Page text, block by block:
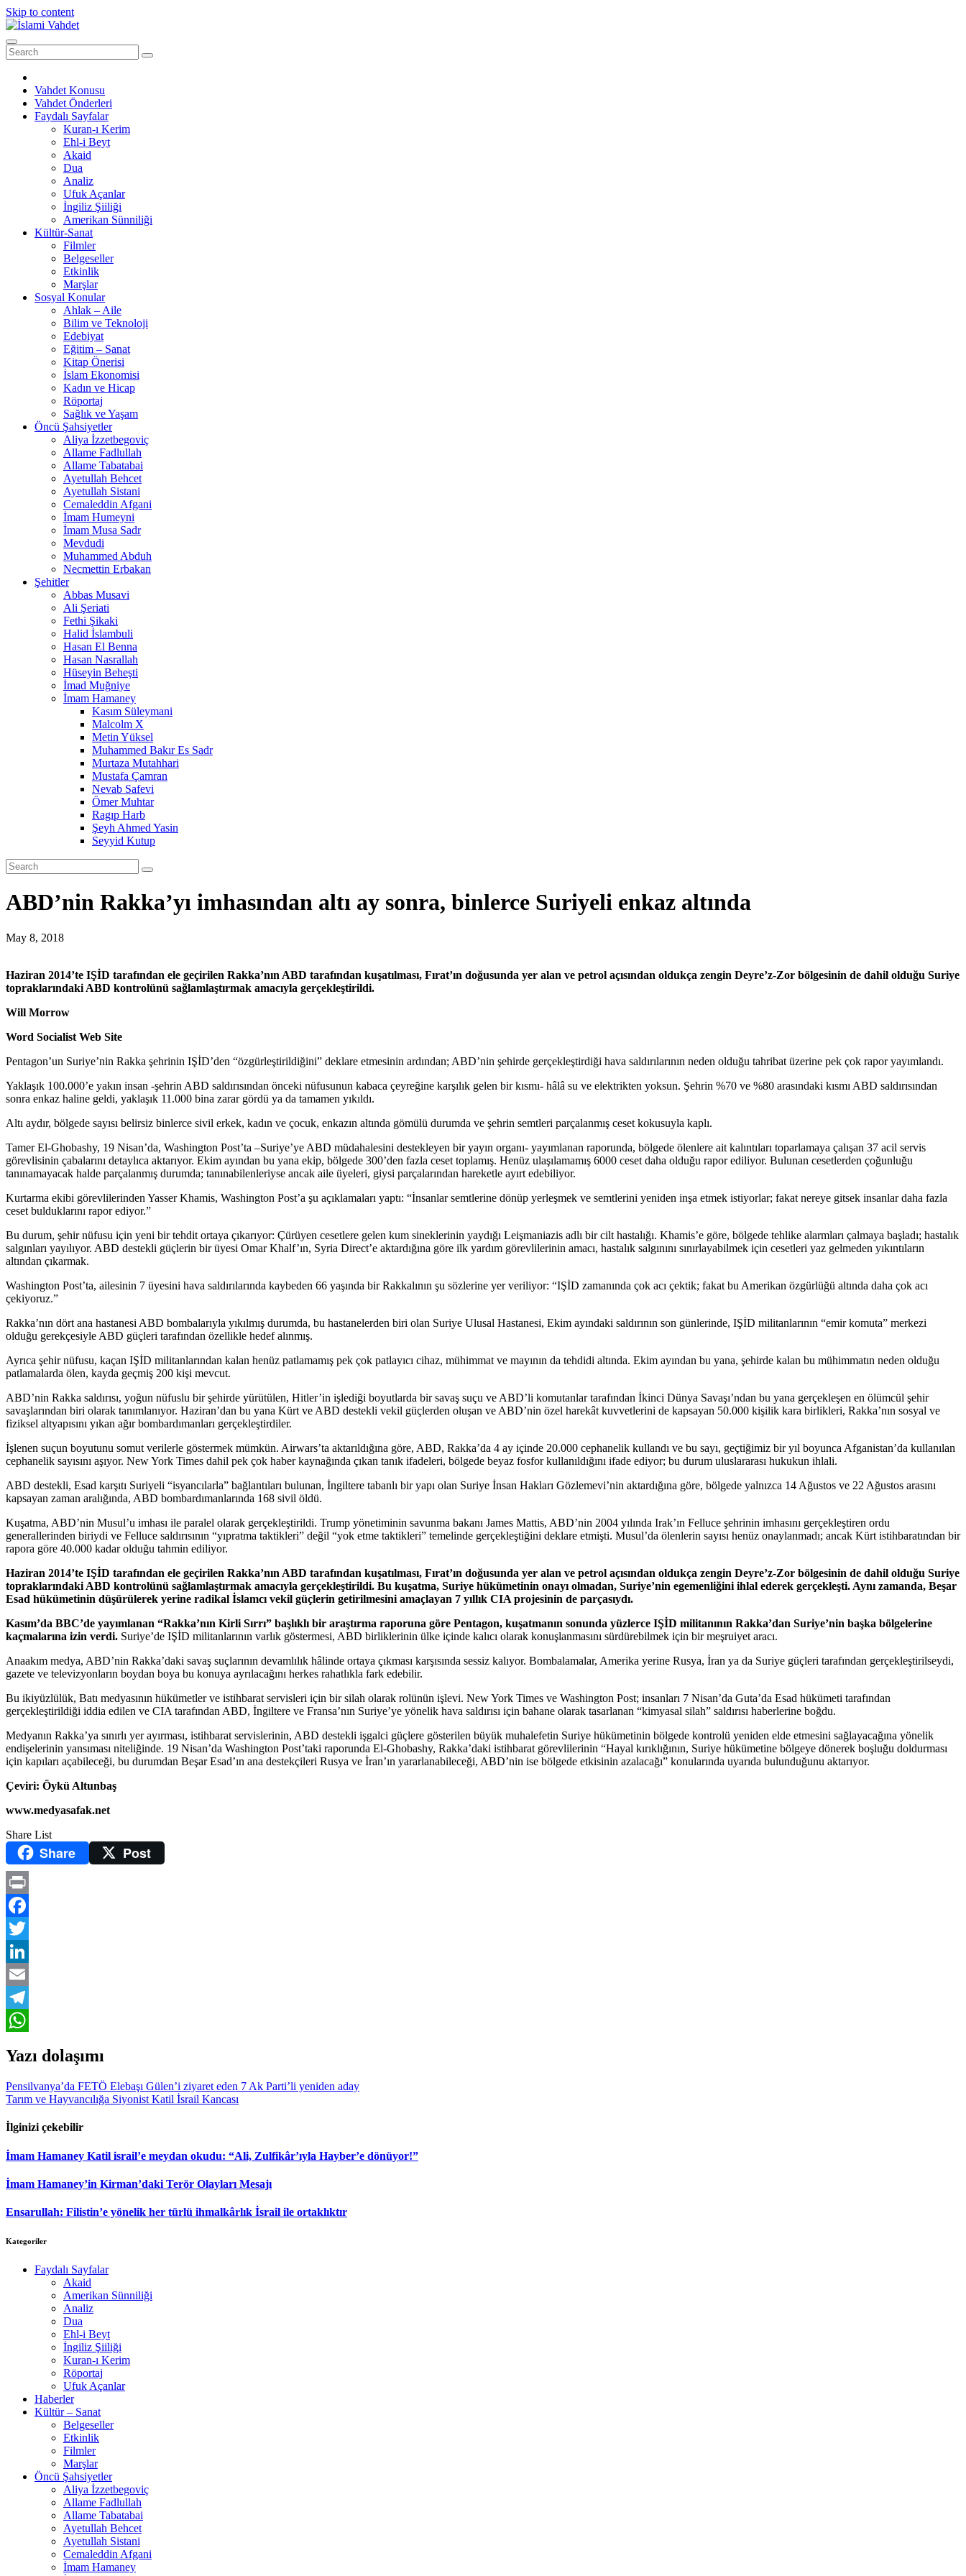
Skip to content
Vahdet Konusu
Vahdet Önderleri
Faydalı Sayfalar
Kuran-ı Kerim
Ehl-i Beyt
Akaid
Dua
Analiz
Ufuk Açanlar
İngiliz Şiiliği
Amerikan Sünniliği
Kültür-Sanat
Filmler
Belgeseller
Etkinlik
Marşlar
Sosyal Konular
Ahlak – Aile
Bilim ve Teknoloji
Edebiyat
Eğitim – Sanat
Kitap Önerisi
İslam Ekonomisi
Kadın ve Hicap
Röportaj
Sağlık ve Yaşam
Öncü Şahsiyetler
Aliya İzzetbegoviç
Allame Fadlullah
Allame Tabatabai
Ayetullah Behcet
Ayetullah Sistani
Cemaleddin Afgani
İmam Humeyni
İmam Musa Sadr
Mevdudi
Muhammed Abduh
Necmettin Erbakan
Şehitler
Abbas Musavi
Ali Şeriati
Fethi Şikaki
Halid İslambuli
Hasan El Benna
Hasan Nasrallah
Hüseyin Beheşti
İmad Muğniye
İmam Hamaney
Kasım Süleymani
Malcolm X
Metin Yüksel
Muhammed Bakır Es Sadr
Murtaza Mutahhari
Mustafa Çamran
Nevab Safevi
Ömer Muhtar
Ragıp Harb
Şeyh Ahmed Yasin
Seyyid Kutup
ABD’nin Rakka’yı imhasından altı ay sonra, binlerce Suriyeli enkaz altında
May 8, 2018
Haziran 2014’te IŞİD tarafından ele geçirilen Rakka’nın ABD tarafından kuşatılması, Fırat’ın doğusunda yer alan ve petrol açısından oldukça zengin Deyre’z-Zor bölgesinin de dahil olduğu Suriye
topraklarındaki ABD kontrolünü sağlamlaştırmak amacıyla gerçekleştirildi.
Will Morrow
Word Socialist Web Site
Pentagon’un Suriye’nin Rakka şehrinin IŞİD’den “özgürleştirildiğini” deklare etmesinin ardından; ABD’nin şehirde gerçekleştirdiği hava saldırılarının neden olduğu tahribat üzerine pek çok rapor yayımlandı.
Yaklaşık 100.000’e yakın insan -şehrin ABD saldırısından önceki nüfusunun kabaca çeyreğine karşılık gelen bir kısmı- hâlâ su ve elektrikten yoksun. Şehrin %70 ve %80 arasındaki kısmı ABD saldırısından
sonra enkaz haline geldi, yaklaşık 11.000 bina zarar gördü ya da tamamen yıkıldı.
Altı aydır, bölgede sayısı belirsiz binlerce sivil erkek, kadın ve çocuk, enkazın altında gömülü durumda ve şehrin semtleri parçalanmış ceset kokusuyla kaplı.
Tamer El-Ghobashy, 19 Nisan’da, Washington Post’ta –Suriye’ye ABD müdahalesini destekleyen bir yayın organı- yayımlanan raporunda, bölgede ölenlere ait kalıntıları toparlamaya çalışan 37 acil servis
görevlisinin çabalarını detaylıca aktarıyor. Ekim ayından bu yana ekip, bölgede 300’den fazla ceset toplamış. Henüz ulaşılamamış 6000 ceset daha olduğu rapor ediliyor. Bulunan cesetlerden çoğunluğu
tanınamayacak halde parçalanmış durumda; tanınabilenleriyse ancak aile üyeleri, giysi parçalarından hareketle ayırt edebiliyor.
Kurtarma ekibi görevlilerinden Yasser Khamis, Washington Post’a şu açıklamaları yaptı: “İnsanlar semtlerine dönüp yerleşmek ve semtlerini yeniden inşa etmek istiyorlar; fakat nereye gitsek insanlar daha fazla
ceset bulduklarını rapor ediyor.”
Bu durum, şehir nüfusu için yeni bir tehdit ortaya çıkarıyor: Çürüyen cesetlere gelen kum sineklerinin yaydığı Leişmaniazis adlı bir cilt hastalığı. Khamis’e göre, bölgede tehlike alarmları çalmaya başladı; hastalık
salgınları yayılıyor. ABD destekli güçlerin bir üyesi Omar Khalf’ın, Syria Direct’e aktardığına göre ilk yardım görevlilerinin amacı, hastalık salgınını sınırlayabilmek için cesetleri yaz gelmeden yıkıntıların
altından çıkarmak.
Washington Post’ta, ailesinin 7 üyesini hava saldırılarında kaybeden 66 yaşında bir Rakkalının şu sözlerine yer veriliyor: “IŞİD zamanında çok acı çektik; fakat bu Amerikan özgürlüğü altında daha çok acı
çekiyoruz.”
Rakka’nın dört ana hastanesi ABD bombalarıyla yıkılmış durumda, bu hastanelerden biri olan Suriye Ulusal Hastanesi, Ekim ayındaki saldırının son günlerinde, IŞİD militanlarının “emir komuta” merkezi
olduğu gerekçesiyle ABD güçleri tarafından özellikle hedef alınmış.
Ayrıca şehir nüfusu, kaçan IŞİD militanlarından kalan henüz patlamamış pek çok patlayıcı cihaz, mühimmat ve mayının da tehdidi altında. Ekim ayından bu yana, şehirde kalan bu mühimmatın neden olduğu
patlamalarda ölen, kayda geçmiş 200 kişi mevcut.
ABD’nin Rakka saldırısı, yoğun nüfuslu bir şehirde yürütülen, Hitler’in işlediği boyutlarda bir savaş suçu ve ABD’li komutanlar tarafından İkinci Dünya Savaşı’ndan bu yana gerçekleşen en ölümcül şehir
savaşlarından biri olarak tanımlanıyor. Haziran’dan bu yana Kürt ve ABD destekli vekil güçlerden oluşan ve ABD’nin özel harekât kuvvetlerini de kapsayan 50.000 kişilik kara birlikleri, Rakka’nın sosyal ve
fiziksel altyapısını yıkan ağır bombardımanları gerçekleştirdiler.
İşlenen suçun boyutunu somut verilerle göstermek mümkün. Airwars’ta aktarıldığına göre, ABD, Rakka’da 4 ay içinde 20.000 cephanelik kullandı ve bu sayı, geçtiğimiz bir yıl boyunca Afganistan’da kullanılan
cephanelik sayısını aşıyor. New York Times dahil pek çok haber kaynağında çıkan tanık ifadeleri, bölgede beyaz fosfor kullanıldığını ifade ediyor; bu durum uluslararası hukukun ihlali.
ABD destekli, Esad karşıtı Suriyeli “isyancılarla” bağlantıları bulunan, İngiltere tabanlı bir yapı olan Suriye İnsan Hakları Gözlemevi’nin aktardığına göre, bölgede yalnızca 14 Ağustos ve 22 Ağustos arasını
kapsayan zaman aralığında, ABD bombardımanlarında 168 sivil öldü.
Kuşatma, ABD’nin Musul’u imhası ile paralel olarak gerçekleştirildi. Trump yönetiminin savunma bakanı James Mattis, ABD’nin 2004 yılında Irak’ın Felluce şehrinin imhasını gerçekleştiren ordu
generallerinden biriydi ve Felluce saldırısının “yıpratma taktikleri” değil “yok etme taktikleri” temelinde gerçekleştiğini deklare etmişti. Musul’da ölenlerin sayısı henüz onaylanmadı; ancak Kürt istihbaratından bir
rapora göre 40.000 kadar olduğu tahmin ediliyor.
Haziran 2014’te IŞİD tarafından ele geçirilen Rakka’nın ABD tarafından kuşatılması, Fırat’ın doğusunda yer alan ve petrol açısından oldukça zengin Deyre’z-Zor bölgesinin de dahil olduğu Suriye
topraklarındaki ABD kontrolünü sağlamlaştırmak amacıyla gerçekleştirildi. Bu kuşatma, Suriye hükümetinin onayı olmadan, Suriye’nin egemenliğini ihlal ederek gerçekleşti. Aynı zamanda, Beşar
Esad hükümetinin düşürülerek yerine radikal İslamcı vekil güçlerin getirilmesini amaçlayan 7 yıllık CIA projesinin de parçasıydı.
Kasım’da BBC’de yayımlanan “Rakka’nın Kirli Sırrı” başlıklı bir araştırma raporuna göre Pentagon, kuşatmanın sonunda yüzlerce IŞİD militanının Rakka’dan Suriye’nin başka bölgelerine
kaçmalarına izin verdi. Suriye’de IŞİD militanlarının varlık göstermesi, ABD birliklerinin ülke içinde kalıcı olarak konuşlanmasını sürdürebilmek için bir meşruiyet aracı.
Anaakım medya, ABD’nin Rakka’daki savaş suçlarının devamlılık hâlinde ortaya çıkması karşısında sessiz kalıyor. Bombalamalar, Amerika yerine Rusya, İran ya da Suriye güçleri tarafından gerçekleştirilseydi,
gazete ve televizyonların boydan boya bu konuya ayrılacağını herkes rahatlıkla fark edebilir.
Bu ikiyüzlülük, Batı medyasının hükümetler ve istihbarat servisleri için bir silah olarak rolünün işlevi. New York Times ve Washington Post; insanları 7 Nisan’da Guta’da Esad hükümeti tarafından
gerçekleştirildiği iddia edilen ve CIA tarafından ABD, İngiltere ve Fransa’nın Suriye’ye yönelik hava saldırısı için bahane olarak tasarlanan “kimyasal silah” saldırısı haberlerine boğdu.
Medyanın Rakka’ya sınırlı yer ayırması, istihbarat servislerinin, ABD destekli işgalci güçlere gösterilen büyük muhalefetin Suriye hükümetinin bölgede kontrolü yeniden elde etmesini sağlayacağına yönelik
endişelerinin yansıması niteliğinde. 19 Nisan’da Washington Post’taki raporunda El-Ghobashy, Rakka’daki istihbarat görevlilerinin “Hayal kırıklığının, Suriye hükümetine bölgeye dönerek boşluğu doldurması
için kapıları açabileceği, bu durumdan Beşar Esad’ın ana destekçileri Rusya ve İran’ın yararlanabileceği, ABD’nin ise bölgede etkisinin azalacağı” konularında uyarıda bulunduğunu aktarıyor.
Çeviri: Öykü Altunbaş
www.medyasafak.net
Share List
Share Post
Print
Facebook
Twitter
LinkedIn
Email
Telegram
Yazı dolaşımı
Pensilvanya’da FETÖ Elebaşı Gülen’i ziyaret eden 7 Ak Parti’li yeniden aday
Tarım ve Hayvancılığa Siyonist Katil İsrail Kancası
İlginizi çekebilir
İmam Hamaney Katil israil’e meydan okudu: “Ali, Zulfikâr’ıyla Hayber’e dönüyor!”
İmam Hamaney’in Kirman’daki Terör Olayları Mesajı
Ensarullah: Filistin’e yönelik her türlü ihmalkârlık İsrail ile ortaklıktır
Kategoriler
Faydalı Sayfalar
Akaid
Amerikan Sünniliği
Analiz
Dua
Ehl-i Beyt
İngiliz Şiiliği
Kuran-ı Kerim
Röportaj
Ufuk Açanlar
Haberler
Kültür – Sanat
Belgeseller
Etkinlik
Filmler
Marşlar
Öncü Şahsiyetler
Aliya İzzetbegoviç
Allame Fadlullah
Allame Tabatabai
Ayetullah Behcet
Ayetullah Sistani
Cemaleddin Afgani
İmam Hamaney